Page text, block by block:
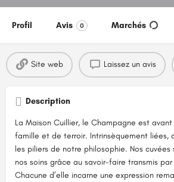
Profil Avis 0 Marchés
Site web Laissez un avis
Description
La Maison Cuillier, le Champagne est
famille et de terroir. Intrinsèquement liées,
les piliers de notre philosophie. Nos
nos soins grâce au savoir-faire transmis
Chacune d’elle incarne une expression